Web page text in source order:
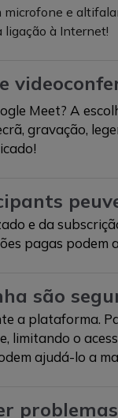
e
ligação à Internet!
Meet? A
gravação,
e da
pagas podem
são
a plataforma.
limitando o
ajudá-lo a